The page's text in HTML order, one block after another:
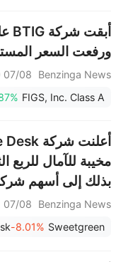
ورفعت السعر المستهدف
Benzinga News
07/08 09:30
FIGS, Inc. Class A
مخيبة للآمال للربع
الأسهم الكبيرة
Benzinga News
07/08 12:02
Sweetgreen
-8.01%